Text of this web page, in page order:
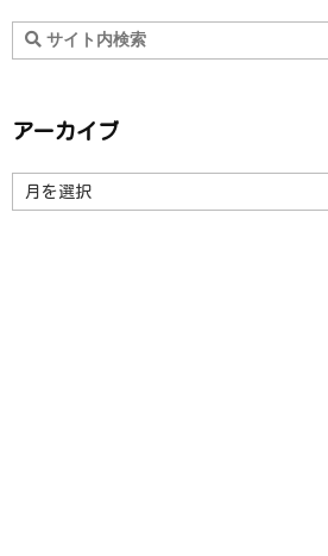
アーカイブ
ー